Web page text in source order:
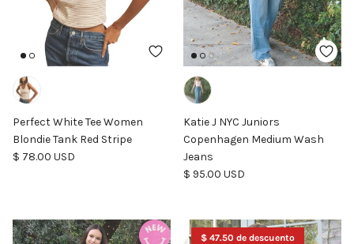
Perfect White Tee Women
Blondie Tank Red Stripe
Precio normal
$ 78.00 USD
Katie J NYC Juniors
Copenhagen Medium Wash
Jeans
Precio normal
$ 95.00 USD
$ 47.50 de descuento